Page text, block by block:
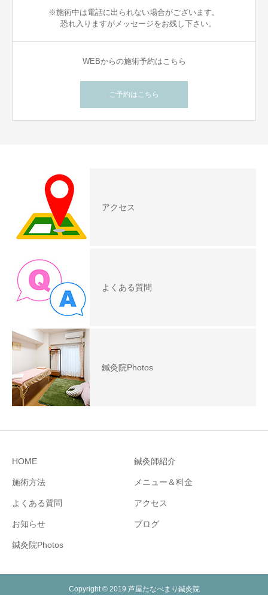
※施術中は電話に出られない場合がございます。
恐れ入りますがメッセージをお残し下さい。
WEBからの施術予約はこちら
ご予約はこちら
アクセス
よくある質問
鍼灸院Photos
HOME 鍼灸師紹介
施術方法 メニュー＆料金
よくある質問 アクセス
お知らせ ブログ
鍼灸院Photos
Copyright © 2019 芦屋たなべまり鍼灸院